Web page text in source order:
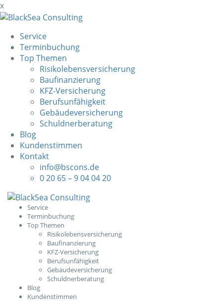
x
Service
Terminbuchung
Top Themen
Risikolebensversicherung
Baufinanzierung
KFZ-Versicherung
Berufsunfähigkeit
Gebäudeversicherung
Schuldnerberatung
Blog
Kundenstimmen
Kontakt
info@bscons.de
0 20 65 – 9 04 04 20
Skip
content
Service
Terminbuchung
Top Themen
Risikolebensversicherung
Baufinanzierung
KFZ-Versicherung
Berufsunfähigkeit
Gebäudeversicherung
Schuldnerberatung
Blog
Kundenstimmen